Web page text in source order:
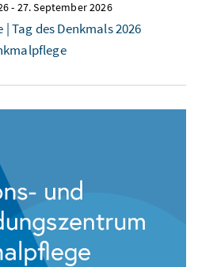
- 27. September 2026
Tag des Denkmals 2026